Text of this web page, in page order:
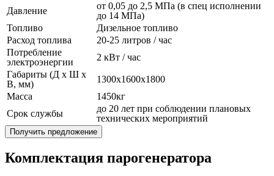
Давление
от 0,05 до 2,5 МПа (в спец исполнении
до 14 МПа)
Топливо
Дизельное топливо
Расход топлива
20-25 литров / час
Потребление
электроэнергии
2 кВт / час
Габариты (Д x Ш x
В, мм)
1300x1600x1800
Масса
1450кг
Срок службы
до 20 лет при соблюдении плановых
технических мероприятий
Получить предложение
Комплектация парогенератора